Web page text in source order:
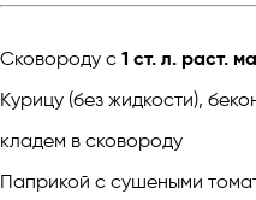
Сковороду с 1 ст. л. раст.
Курицу (без жидкости),
кладем в сковороду
Паприкой с сушеными